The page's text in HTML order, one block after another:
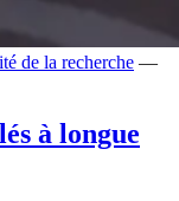
de la recherche —
à longue